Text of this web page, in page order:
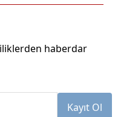
haberdar
Kayıt Ol